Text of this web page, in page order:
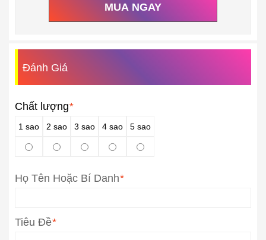
MUA NGAY
Đánh Giá
Chất lượng*
1 sao 2 sao 3 sao 4 sao 5 sao
*
Họ Tên Hoặc Bí Danh
*
Tiêu Đề